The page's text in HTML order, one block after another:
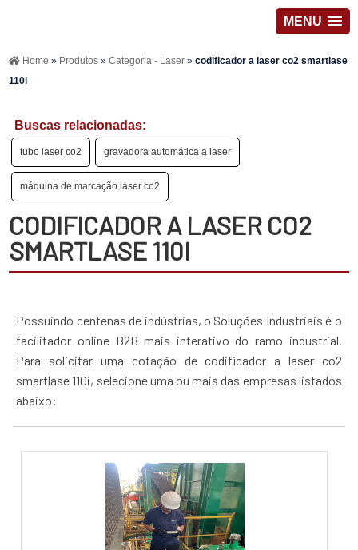
MENU
Home » Produtos»Categoria - Laser»codificador a laser co2 smartlase
110i
Buscas relacionadas:
tubo laser co2 gravadora automática a laser
máquina de marcação laser co2
CODIFICADOR A LASER CO2
SMARTLASE 110I
Possuindo centenas de indústrias, o Soluções Industriais é o
facilitador online B2B mais interativo do ramo industrial.
Para solicitar uma cotação de codificador a laser co2
smartlase 110i, selecione uma ou mais das empresas listados
abaixo: